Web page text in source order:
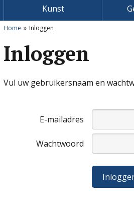
Kunst
Home Inloggen
Inloggen
Vul uw gebruikersnaam en
E-mailadres
Wachtwoord